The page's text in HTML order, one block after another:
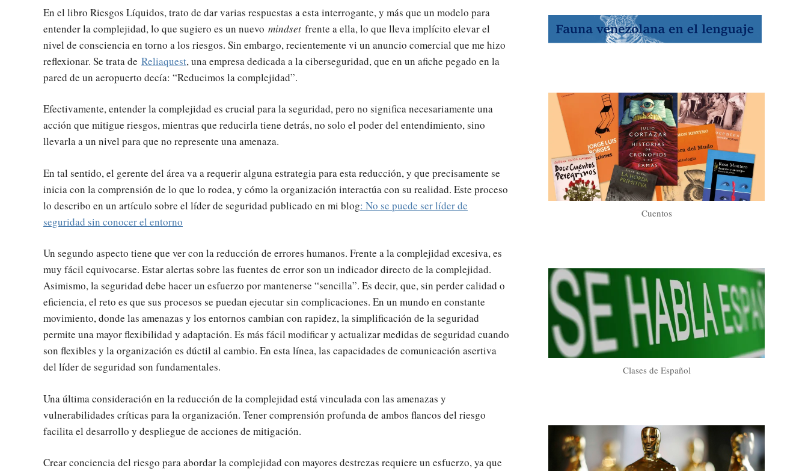
En el libro Riesgos Líquidos, trato de dar varias respuestas a esta interrogante, y más que un modelo para
entender la complejidad, lo que sugiero es un nuevo mindset frente a ella, lo que lleva implícito elevar el
nivel de consciencia en torno a los riesgos. Sin embargo, recientemente vi un anuncio comercial que me hizo
reflexionar. Se trata de Reliaquest, una empresa dedicada a la ciberseguridad, que en un afiche pegado en la
pared de un aeropuerto decía: “Reducimos la complejidad”.
Efectivamente, entender la complejidad es crucial para la seguridad, pero no significa necesariamente una
acción que mitigue riesgos, mientras que reducirla tiene detrás, no solo el poder del entendimiento, sino
llevarla a un nivel para que no represente una amenaza.
En tal sentido, el gerente del área va a requerir alguna estrategia para esta reducción, y que precisamente se
inicia con la comprensión de lo que lo rodea, y cómo la organización interactúa con su realidad. Este proceso
lo describo en un artículo sobre el líder de seguridad publicado en mi blog: No se puede ser líder de
seguridad sin conocer el entorno
Un segundo aspecto tiene que ver con la reducción de errores humanos. Frente a la complejidad excesiva, es
muy fácil equivocarse. Estar alertas sobre las fuentes de error son un indicador directo de la complejidad.
Asimismo, la seguridad debe hacer un esfuerzo por mantenerse “sencilla”. Es decir, que, sin perder calidad o
eficiencia, el reto es que sus procesos se puedan ejecutar sin complicaciones. En un mundo en constante
movimiento, donde las amenazas y los entornos cambian con rapidez, la simplificación de la seguridad
permite una mayor flexibilidad y adaptación. Es más fácil modificar y actualizar medidas de seguridad cuando
son flexibles y la organización es dúctil al cambio. En esta línea, las capacidades de comunicación asertiva
del líder de seguridad son fundamentales.
Una última consideración en la reducción de la complejidad está vinculada con las amenazas y
vulnerabilidades críticas para la organización. Tener comprensión profunda de ambos flancos del riesgo
facilita el desarrollo y despliegue de acciones de mitigación.
Crear conciencia del riesgo para abordar la complejidad con mayores destrezas requiere un esfuerzo, ya que
Cuentos
Clases de Español